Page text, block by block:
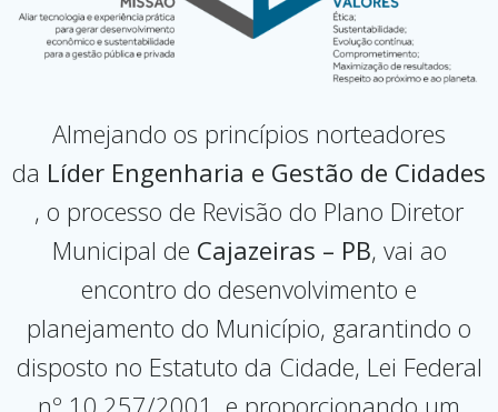
Almejando os princípios norteadores
da Líder Engenharia e Gestão de Cidades
, o processo de Revisão do Plano Diretor
Municipal de Cajazeiras – PB, vai ao
encontro do desenvolvimento e
planejamento do Município, garantindo o
disposto no Estatuto da Cidade, Lei Federal